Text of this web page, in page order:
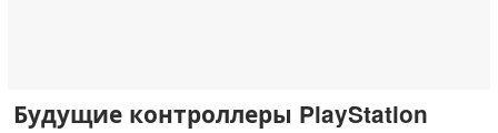
Будущие контроллеры PlayStation